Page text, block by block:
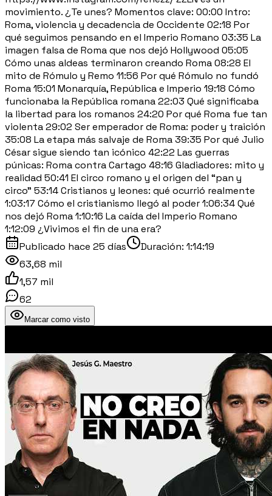
movimiento. ¿Te unes? Momentos clave: 00:00 Intro:
Roma, violencia y decadencia de Occidente 02:18 Por
qué seguimos pensando en el Imperio Romano 03:35 La
imagen falsa de Roma que nos dejó Hollywood 05:05
Cómo unas aldeas terminaron creando Roma 08:28 El
mito de Rómulo y Remo 11:56 Por qué Rómulo no fundó
Roma 15:01 Monarquía, República e Imperio 19:18 Cómo
funcionaba la República romana 22:03 Qué significaba
la libertad para los romanos 24:20 Por qué Roma fue tan
violenta 29:02 Ser emperador de Roma: poder y traición
35:08 La etapa más salvaje de Roma 39:35 Por qué Julio
César sigue siendo tan icónico 42:22 Las guerras
púnicas: Roma contra Cartago 48:16 Gladiadores: mito y
realidad 50:41 El circo romano y el origen del “pan y
circo” 53:14 Cristianos y leones: qué ocurrió realmente
1:03:17 Cómo el cristianismo llegó al poder 1:06:34 Qué
nos dejó Roma 1:10:16 La caída del Imperio Romano
1:12:09 ¿Vivimos el fin de una era?
Publicado hace 25 días Duración: 1:14:19
63,68 mil
1,57 mil
62
Marcar como visto